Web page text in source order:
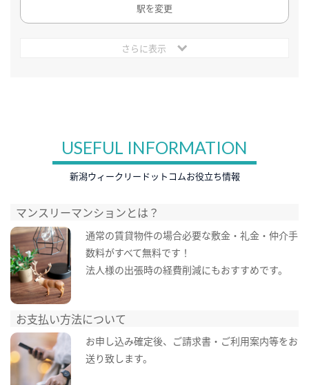
駅を変更
さらに表示
USEFUL INFORMATION
新潟ウィークリードットコムお役立ち情報
マンスリーマンションとは？
通常の賃貸物件の場合必要な敷金・礼金・仲介手
数料がすべて無料です！
法人様の出張時の経費削減にもおすすめです。
お支払い方法について
お申し込み確定後、ご請求書・ご利用案内等をお
送り致します。